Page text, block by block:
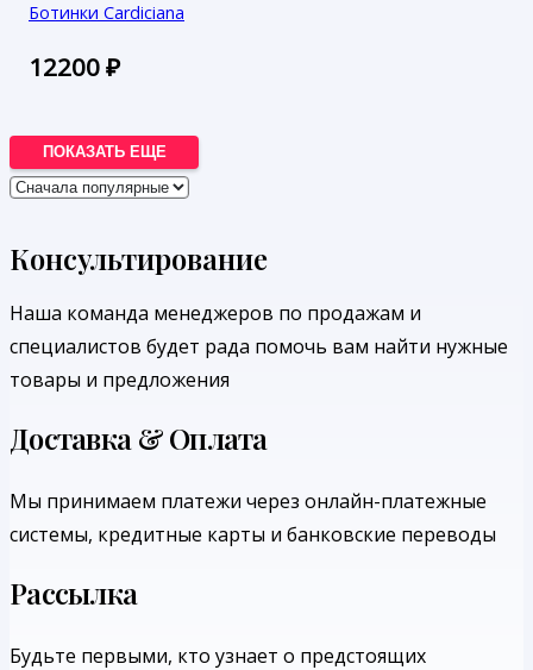
Ботинки Cardiciana
12200₽
ПОКАЗАТЬ ЕЩЕ
Консультирование
Наша команда менеджеров по продажам и
специалистов будет рада помочь вам найти нужные
товары и предложения
Доставка & Оплата
Мы принимаем платежи через онлайн-платежные
системы, кредитные карты и банковские переводы
Рассылка
Будьте первыми, кто узнает о предстоящих